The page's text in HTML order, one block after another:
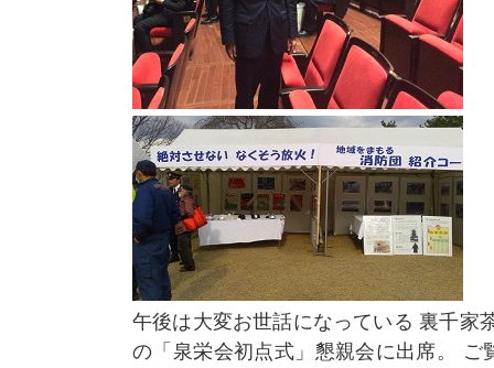
午後は大変お世話になっている 裏千家
の「泉栄会初点式」懇親会に出席。 ご